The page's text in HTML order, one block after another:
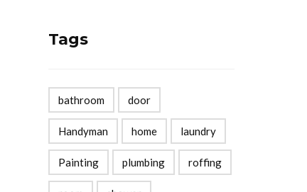
Tags
bathroom door
Handyman home laundry
Painting plumbing roffing